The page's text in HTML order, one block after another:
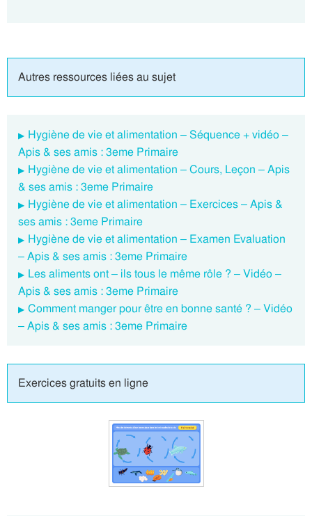
Autres ressources liées au sujet
Hygiène de vie et alimentation – Séquence + vidéo –
Apis & ses amis : 3eme Primaire
Hygiène de vie et alimentation – Cours, Leçon – Apis
& ses amis : 3eme Primaire
Hygiène de vie et alimentation – Exercices – Apis &
ses amis : 3eme Primaire
Hygiène de vie et alimentation – Examen Evaluation
– Apis & ses amis : 3eme Primaire
Les aliments ont – ils tous le même rôle ? – Vidéo –
Apis & ses amis : 3eme Primaire
Comment manger pour être en bonne santé ? – Vidéo
– Apis & ses amis : 3eme Primaire
Exercices gratuits en ligne